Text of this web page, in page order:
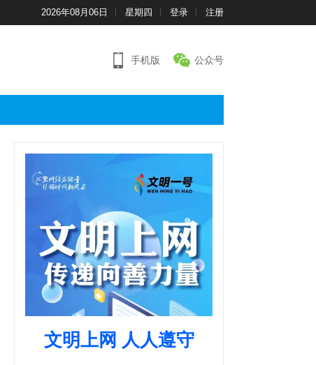
2026年08月06日 星期四 登录 注册
手机版 公众号
文明上网 人人遵守